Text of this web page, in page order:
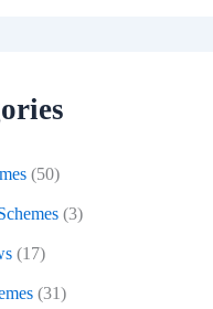
(50)
(3)
(17)
(31)